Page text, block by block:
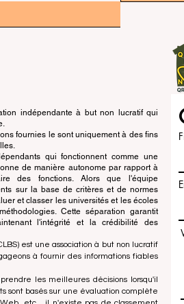
indépendante à but non lucratif qui
fournies le sont uniquement à des fins
qui fonctionnent comme une
de manière autonome par rapport à
des fonctions. Alors que l'équipe
sur la base de critères et de normes
et classer les universités et les écoles
Cette séparation garantit
l'intégrité et la crédibilité des
est une association à but non lucratif
à fournir des informations fiables
les meilleures décisions lorsqu'il
sont basés sur une évaluation complète